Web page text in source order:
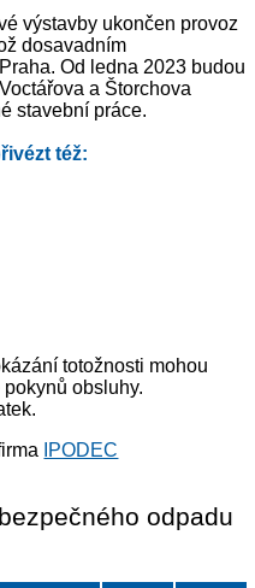
výstavby ukončen provoz
dosavadním
Od ledna 2023 budou
a Štorchova
stavební práce.
též:
totožnosti mohou
obsluhy.
IPODEC
odpadu